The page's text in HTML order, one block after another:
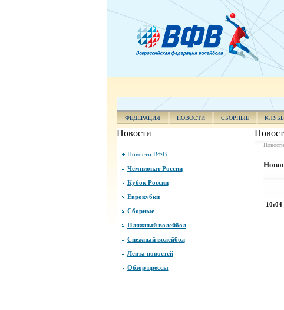
ФЕДЕРАЦИЯ НОВОСТИ СБОРНЫЕ
Новости
Новости ВФВ
Чемпионат России
Кубок России
Еврокубки
Сборные
Пляжный волейбол
Снежный волейбол
Лента новостей
Обзор прессы
Новости
10:04